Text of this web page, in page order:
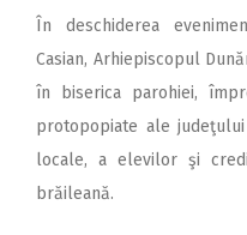
În deschiderea
Casian, Arhiepiscopul
în biserica parohiei,
protopopiate ale
locale, a elevilor şi
brăileană.